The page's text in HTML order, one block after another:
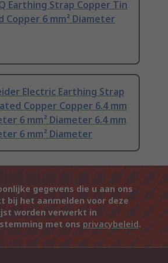
Earthing Strap Copper Tin
Copper 6 mm² Diameter
Electric Earthing Strap
Copper Copper 6.4 mm
6 mm² Diameter 6.4 mm
6 mm² Diameter
gegevens die u aan ons
bij het aanmelden voor deze
worden verwerkt in
met ons privacybeleid.